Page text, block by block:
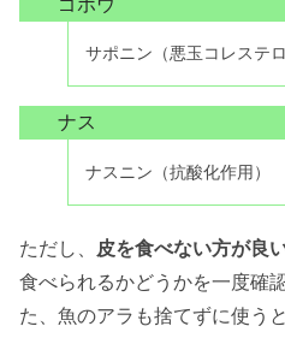
サポニン（悪玉コレステ
ナス
ナスニン（抗酸化作用）
ただし、 皮を食べない方が良
食べられるかどうかを一度確
た、魚のアラも捨てずに使う